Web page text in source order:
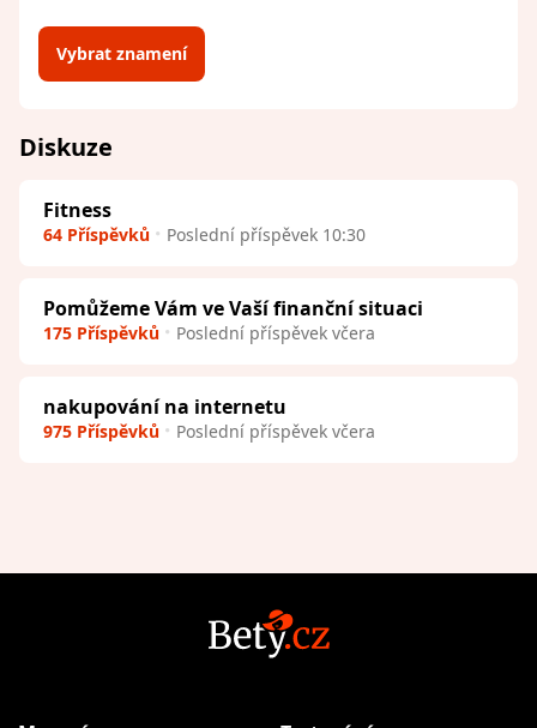
Vybrat znamení
Diskuze
Fitness
64 Příspěvků Poslední příspěvek 10:30
Pomůžeme Vám ve Vaší finanční situaci
175 Příspěvků Poslední příspěvek včera
nakupování na internetu
975 Příspěvků Poslední příspěvek včera